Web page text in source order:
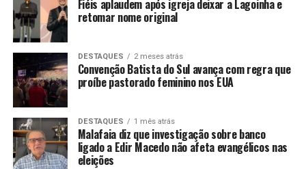
Fiéis aplaudem após igreja deixar a Lagoinha e
retomar nome original
DESTAQUES 2 meses atrás
Convenção Batista do Sul avança com regra que
proíbe pastorado feminino nos EUA
DESTAQUES 1 mês atrás
Malafaia diz que investigação sobre banco
ligado a Edir Macedo não afeta evangélicos nas
eleições